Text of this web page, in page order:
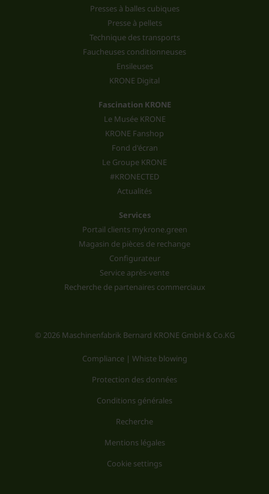
Presses à balles cubiques
Presse à pellets
Technique des transports
Faucheuses conditionneuses
Ensileuses
KRONE Digital
Fascination KRONE
Le Musée KRONE
KRONE Fanshop
Fond d'écran
Le Groupe KRONE
#KRONECTED
Actualités
Services
Portail clients mykrone.green
Magasin de pièces de rechange
Configurateur
Service après-vente
Recherche de partenaires commerciaux
© 2026 Maschinenfabrik Bernard KRONE GmbH & Co.KG
Compliance | Whiste blowing
Protection des données
Conditions générales
Recherche
Mentions légales
Cookie settings